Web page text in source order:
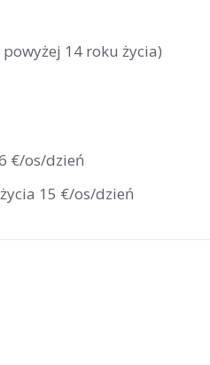
14 roku życia)
€/os/dzień
15 €/os/dzień